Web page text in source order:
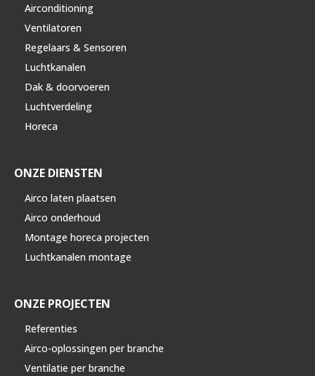
Airconditioning
Ventilatoren
Regelaars & Sensoren
Luchtkanalen
Dak & doorvoeren
Luchtverdeling
Horeca
ONZE DIENSTEN
Airco laten plaatsen
Airco onderhoud
Montage horeca projecten
Luchtkanalen montage
ONZE PROJECTEN
Referenties
Airco-oplossingen per branche
Ventilatie per branche